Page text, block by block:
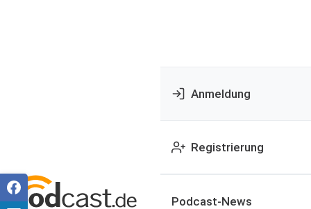
Anmeldung
Registrierung
Podcast-News